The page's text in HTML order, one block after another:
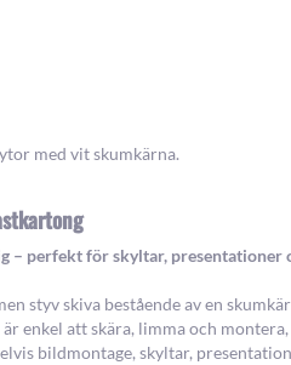
med vit skumkärna.
– perfekt för skyltar, presentationer
styv skiva bestående av en
enkel att skära, limma och
bildmontage, skyltar,